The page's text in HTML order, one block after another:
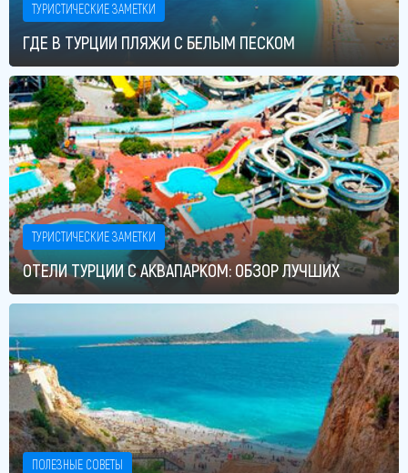
ТУРИСТИЧЕСКИЕ ЗАМЕТКИ
ГДЕ В ТУРЦИИ ПЛЯЖИ С БЕЛЫМ ПЕСКОМ
ТУРИСТИЧЕСКИЕ ЗАМЕТКИ
ОТЕЛИ ТУРЦИИ С АКВАПАРКОМ: ОБЗОР ЛУЧШИХ
ПОЛЕЗНЫЕ СОВЕТЫ